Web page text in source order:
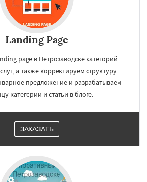
Landing Page
page в Петрозаводске категорий
а также корректируем структуру
предложение и разрабатываем
категории и статьи в блоге.
ЗАКАЗАТЬ